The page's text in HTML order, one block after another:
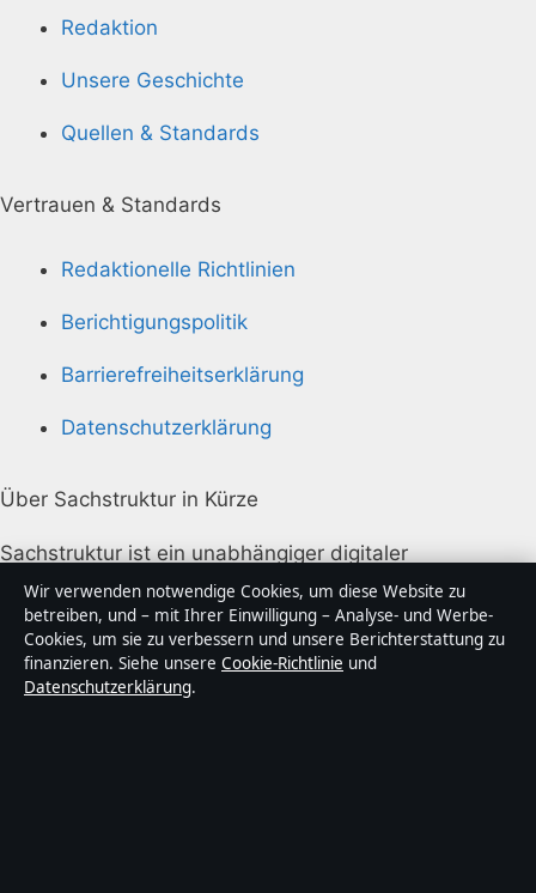
Redaktion
Unsere Geschichte
Quellen & Standards
Vertrauen & Standards
Redaktionelle Richtlinien
Berichtigungspolitik
Barrierefreiheitserklärung
Datenschutzerklärung
Über Sachstruktur in Kürze
Sachstruktur ist ein unabhängiger digitaler
Nachrichtenanbieter mit Fokus auf Politik, Wirtschaft,
Technik und Gesellschaft in Deutschland. Jeder Artikel
trägt eine Byline, wird von einem Redakteur geprüft
und vor der Veröffentlichung faktengecheckt.
Wir verwenden notwendige Cookies, um diese Website zu
betreiben, und – mit Ihrer Einwilligung – Analyse- und Werbe-
Cookies, um sie zu verbessern und unsere Berichterstattung zu
finanzieren. Siehe unsere Cookie-Richtlinie und
Datenschutzerklärung.